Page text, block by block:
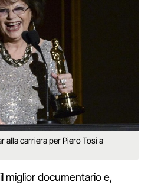
alla carriera per Piero Tosi a
miglior documentario e,